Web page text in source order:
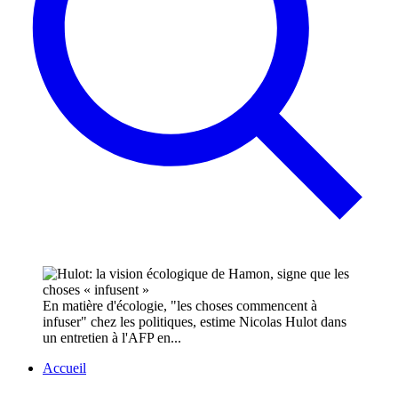
En matière d'écologie, "les choses commencent à
infuser" chez les politiques, estime Nicolas Hulot dans
un entretien à l'AFP en...
Accueil